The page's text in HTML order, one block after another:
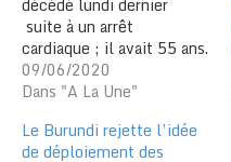
décédé lundi dernier
suite à un arrêt
cardiaque ; il avait 55 ans.
Mort subite ? Selon un
communiqué du
Burundi, le président
Pierre Nkurunziza est
09/06/2020
Dans "A La Une"
Le Burundi rejette l’idée
de déploiement des